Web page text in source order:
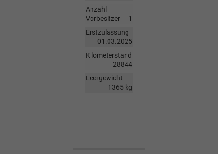
Anzahl
Vorbesitzer
1
Erstzulassung
01.03.2025
Kilometerstand
28844
Leergewicht
1365 kg